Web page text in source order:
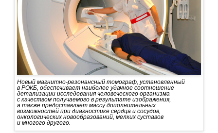
Новый магнитно-резонансный томограф, установленный
в РОКБ, обеспечивает наиболее удачное соотношение
детализации исследования человеческого организма
с качеством получаемого в результате изображения,
а также предоставляет массу дополнительных
возможностей при диагностике сердца и сосудов,
онкологических новообразований, мелких суставов
и многого другого.